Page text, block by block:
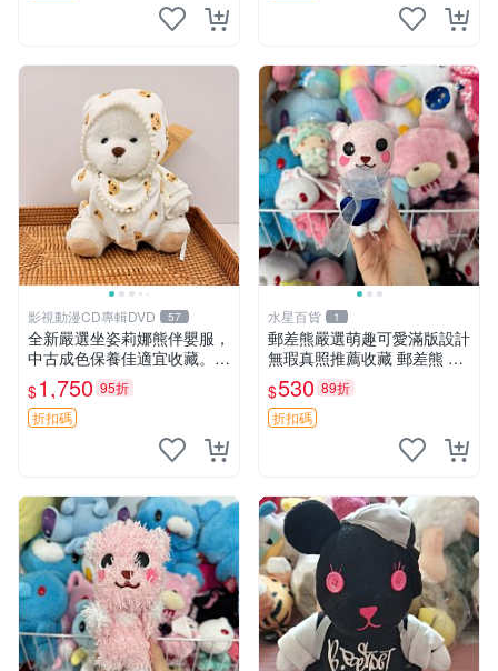
影視動漫CD專輯DVD 57
全新嚴選坐姿莉娜熊伴嬰服，
中古成色保養佳適宜收藏。無
盒子但品質完好，快速出貨。
建議入手！ 中古 玩偶 滬漫
$1,750 95折
折扣碼
水星百貨 1
郵差熊嚴選萌趣可愛滿版設計
無瑕真照推薦收藏 郵差熊 熊
抱枕 紅薯啵啵間
$530 89折
折扣碼